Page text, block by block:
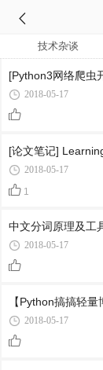
技术杂谈
[Python3网络爬虫
2018-05-17
[论文笔记]
2018-05-17
1
中文分词原理及工
2018-05-17
【Python搞搞轻
2018-05-17